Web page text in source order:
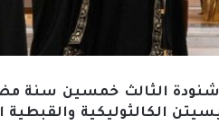
شنودة الثالث خمسين سنة
الكالثوليكية والقبطية